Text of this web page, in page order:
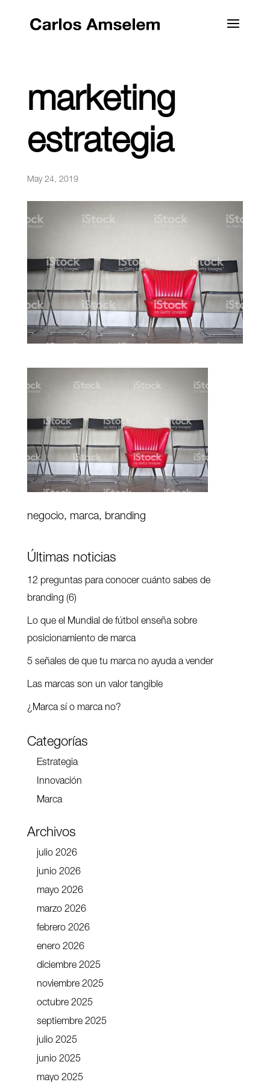
marketing
estrategia
May 24, 2019
negocio, marca, branding
Últimas noticias
12 preguntas para conocer cuánto sabes de
branding (6)
Lo que el Mundial de fútbol enseña sobre
posicionamiento de marca
5 señales de que tu marca no ayuda a vender
Las marcas son un valor tangible
¿Marca sí o marca no?
Categorías
Estrategia
Innovación
Marca
Archivos
julio 2026
junio 2026
mayo 2026
marzo 2026
febrero 2026
enero 2026
diciembre 2025
noviembre 2025
octubre 2025
septiembre 2025
julio 2025
junio 2025
mayo 2025